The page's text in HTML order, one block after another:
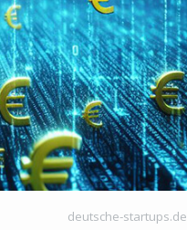
deutsche-startups.de